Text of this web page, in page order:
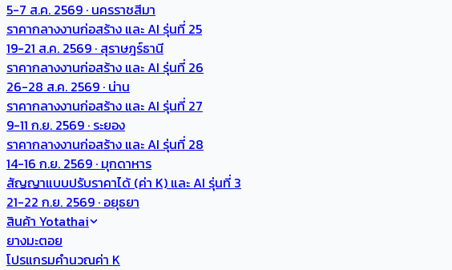
5-7 ส.ค. 2569 · นครราชสีมา
ราคากลางงานก่อสร้าง และ AI รุ่นที่ 25
19-21 ส.ค. 2569 · สุราษฎร์ธานี
ราคากลางงานก่อสร้าง และ AI รุ่นที่ 26
26-28 ส.ค. 2569 · น่าน
ราคากลางงานก่อสร้าง และ AI รุ่นที่ 27
9-11 ก.ย. 2569 · ระยอง
ราคากลางงานก่อสร้าง และ AI รุ่นที่ 28
14-16 ก.ย. 2569 · มุกดาหาร
สัญญาแบบปรับราคาได้ (ค่า K) และ AI รุ่นที่ 3
21-22 ก.ย. 2569 · อยุธยา
สินค้า Yotathai
ยางมะตอย
โปรแกรมคำนวณค่า K